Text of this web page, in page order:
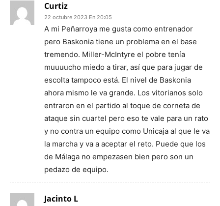
Curtiz
22 octubre 2023 En 20:05
A mi Peñarroya me gusta como entrenador
pero Baskonia tiene un problema en el base
tremendo. Miller-McIntyre el pobre tenía
muuuucho miedo a tirar, así que para jugar de
escolta tampoco está. El nivel de Baskonia
ahora mismo le va grande. Los vitorianos solo
entraron en el partido al toque de corneta de
ataque sin cuartel pero eso te vale para un rato
y no contra un equipo como Unicaja al que le va
la marcha y va a aceptar el reto. Puede que los
de Málaga no empezasen bien pero son un
pedazo de equipo.
Jacinto L